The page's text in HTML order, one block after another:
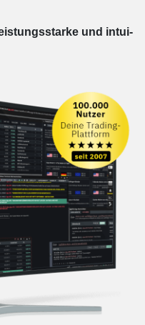
und in­tui­